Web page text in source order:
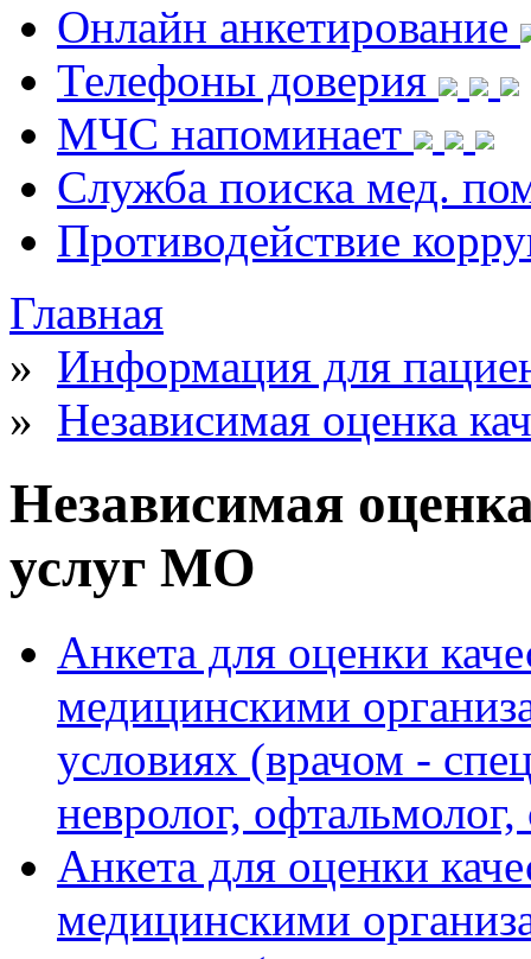
Онлайн анкетирование
Телефоны доверия
МЧС напоминает
Служба поиска мед.
Противодействие
Главная
» Информация для
» Независимая оценка
Независимая
услуг МО
Анкета для оценки
медицинскими
условиях (врачом -
невролог,
Анкета для оценки
медицинскими